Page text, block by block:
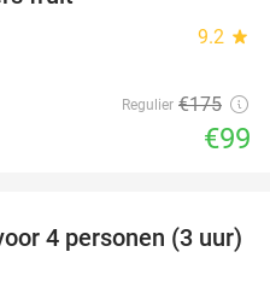
9.2 star
Regulier €175
€99
31%
4 personen (3 uur)